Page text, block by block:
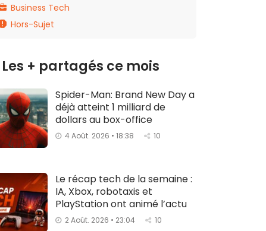
Business Tech
Hors-Sujet
Les + partagés ce mois
Spider-Man: Brand New Day a
déjà atteint 1 milliard de
dollars au box-office
4 Août. 2026 • 18:38 10
Le récap tech de la semaine :
IA, Xbox, robotaxis et
PlayStation ont animé l’actu
2 Août. 2026 • 23:04 10